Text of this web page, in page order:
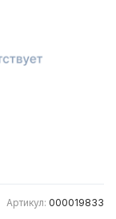
Артикул: 000019833